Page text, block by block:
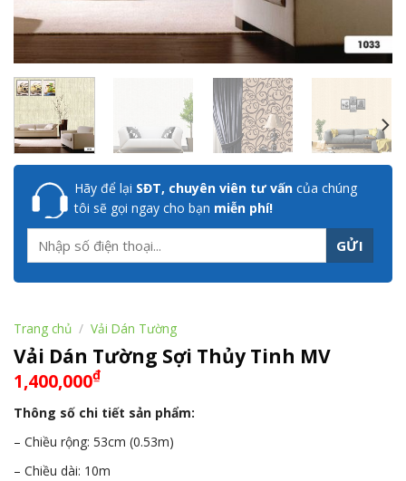
Hãy để lại SĐT, chuyên viên tư vấn của chúng
tôi sẽ gọi ngay cho bạn miễn phí!
Trang chủ / Vải Dán Tường
Vải Dán Tường Sợi Thủy Tinh MV
1,400,000₫
Thông số chi tiết sản phẩm:
– Chiều rộng: 53cm (0.53m)
– Chiều dài: 10m